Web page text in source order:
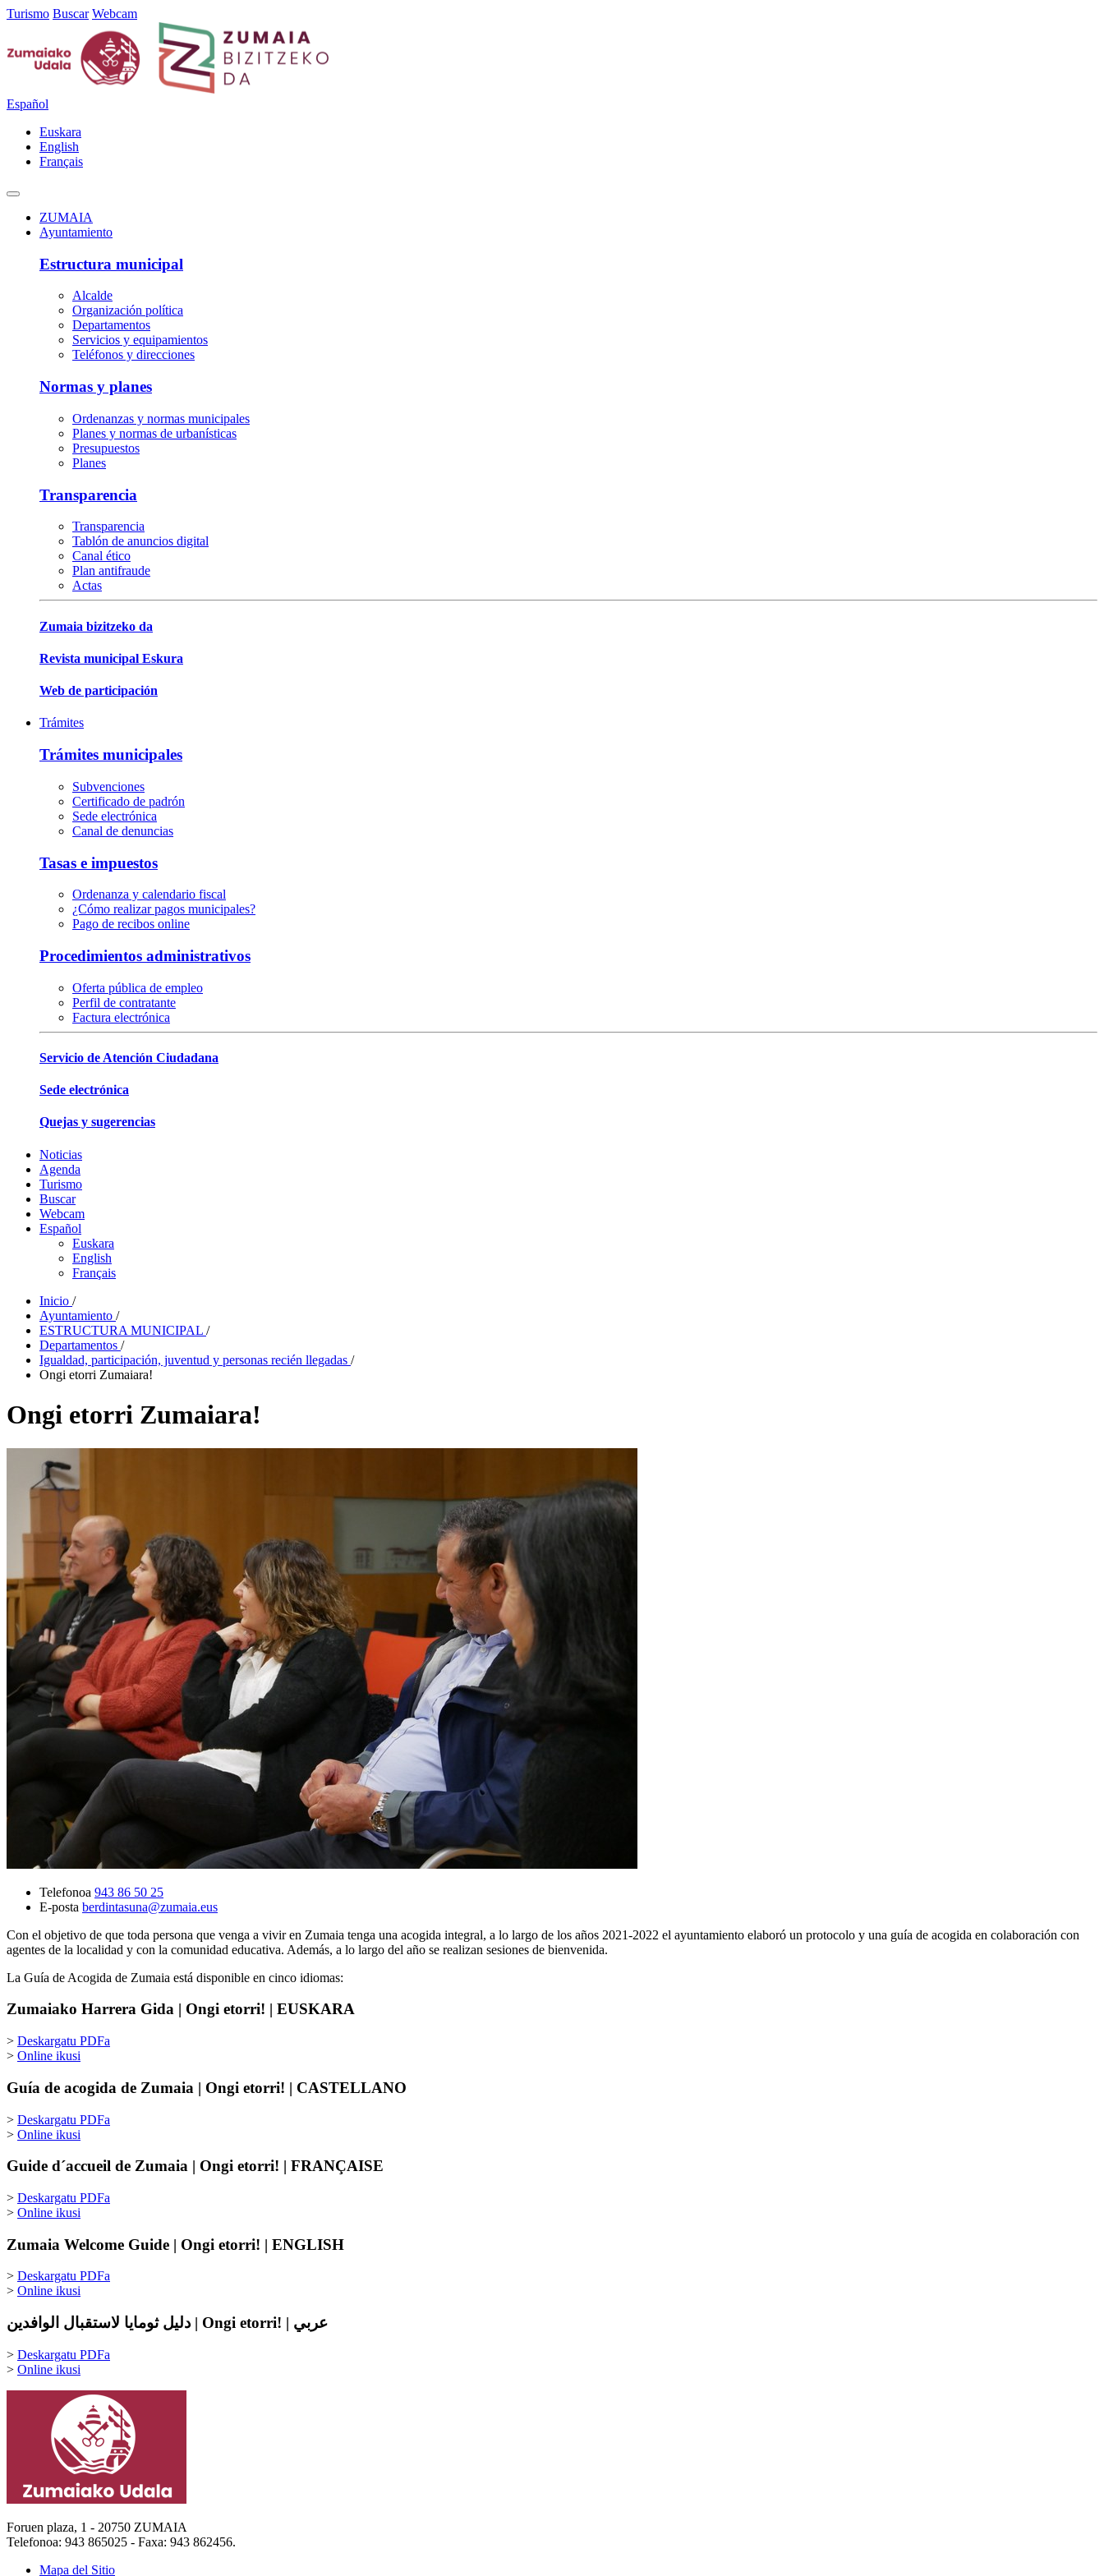
Turismo Buscar Webcam
Español
Euskara
English
Français
ZUMAIA
Ayuntamiento
Estructura municipal
Alcalde
Organización política
Departamentos
Servicios y equipamientos
Teléfonos y direcciones
Normas y planes
Ordenanzas y normas municipales
Planes y normas de urbanísticas
Presupuestos
Planes
Transparencia
Transparencia
Tablón de anuncios digital
Canal ético
Plan antifraude
Actas
Zumaia bizitzeko da
Revista municipal Eskura
Web de participación
Trámites
Trámites municipales
Subvenciones
Certificado de padrón
Sede electrónica
Canal de denuncias
Tasas e impuestos
Ordenanza y calendario fiscal
¿Cómo realizar pagos municipales?
Pago de recibos online
Procedimientos administrativos
Oferta pública de empleo
Perfil de contratante
Factura electrónica
Servicio de Atención Ciudadana
Sede electrónica
Quejas y sugerencias
Noticias
Agenda
Turismo
Buscar
Webcam
Español
Euskara
English
Français
Inicio /
Ayuntamiento /
ESTRUCTURA MUNICIPAL /
Departamentos /
Igualdad, participación, juventud y personas recién llegadas /
Ongi etorri Zumaiara!
Ongi etorri Zumaiara!
Telefonoa 943 86 50 25
E-posta berdintasuna@zumaia.eus
Con el objetivo de que toda persona que venga a vivir en Zumaia tenga una acogida integral, a lo largo de los años 2021-2022 el ayuntamiento elaboró un protocolo y una guía de acogida en colaboración con
agentes de la localidad y con la comunidad educativa. Además, a lo largo del año se realizan sesiones de bienvenida.
La Guía de Acogida de Zumaia está disponible en cinco idiomas:
Zumaiako Harrera Gida | Ongi etorri! | EUSKARA
> Deskargatu PDFa
> Online ikusi
Guía de acogida de Zumaia | Ongi etorri! | CASTELLANO
> Deskargatu PDFa
> Online ikusi
Guide d´accueil de Zumaia | Ongi etorri! | FRANÇAISE
> Deskargatu PDFa
> Online ikusi
Zumaia Welcome Guide | Ongi etorri! | ENGLISH
> Deskargatu PDFa
> Online ikusi
دليل ثومايا لاستقبال الوافدين | Ongi etorri! | عربي
> Deskargatu PDFa
> Online ikusi
Foruen plaza, 1 - 20750 ZUMAIA
Telefonoa: 943 865025 - Faxa: 943 862456.
Mapa del Sitio